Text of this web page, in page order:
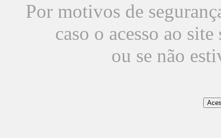
Por motivos de
caso o acesso ao
ou se não